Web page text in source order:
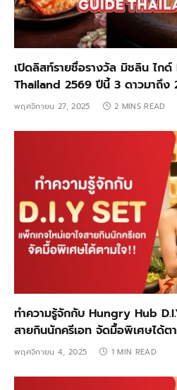
เปิดลิสท์รายชื่อรางวัล มิชลิน ไก
Thailand 2569 ปีนี้ 3 ดาวมาถึง
พฤศจิกายน 27, 2025 2 MINS READ
ทำความรู้จักกับ Hungry Hub
สายกินนักครีเอท จัดมื้อพิเศษได้ต
พฤศจิกายน 4, 2025 1 MIN READ